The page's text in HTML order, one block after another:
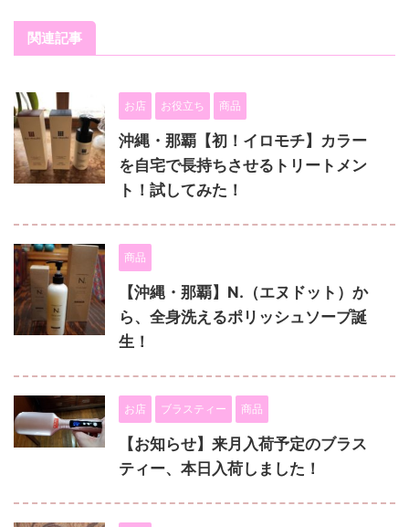
関連記事
お店 お役立ち 商品
沖縄・那覇【初！イロモチ】カラー
を自宅で長持ちさせるトリートメン
ト！試してみた！
商品
【沖縄・那覇】N.（エヌドット）か
ら、全身洗えるポリッシュソープ誕
生！
お店 ブラスティー 商品
【お知らせ】来月入荷予定のブラス
ティー、本日入荷しました！